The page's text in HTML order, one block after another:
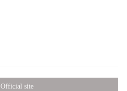
Official site